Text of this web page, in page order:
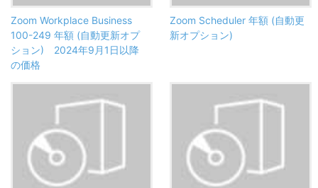
Zoom Workplace Business
100-249 年額 (自動更新オプ
ション) 2024年9月1日以降
の価格
Zoom Scheduler 年額 (自動更
新オプション)